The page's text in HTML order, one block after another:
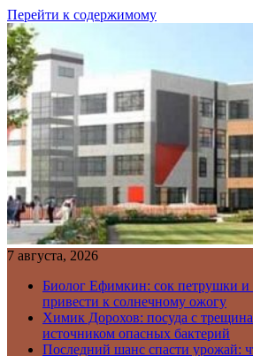
Перейти к содержимому
7 августа, 2026
Биолог Ефимкин: сок петрушки и
привести к солнечному ожогу
Химик Дорохов: посуда с
источником опасных бактерий
Последний шанс спасти урожай: